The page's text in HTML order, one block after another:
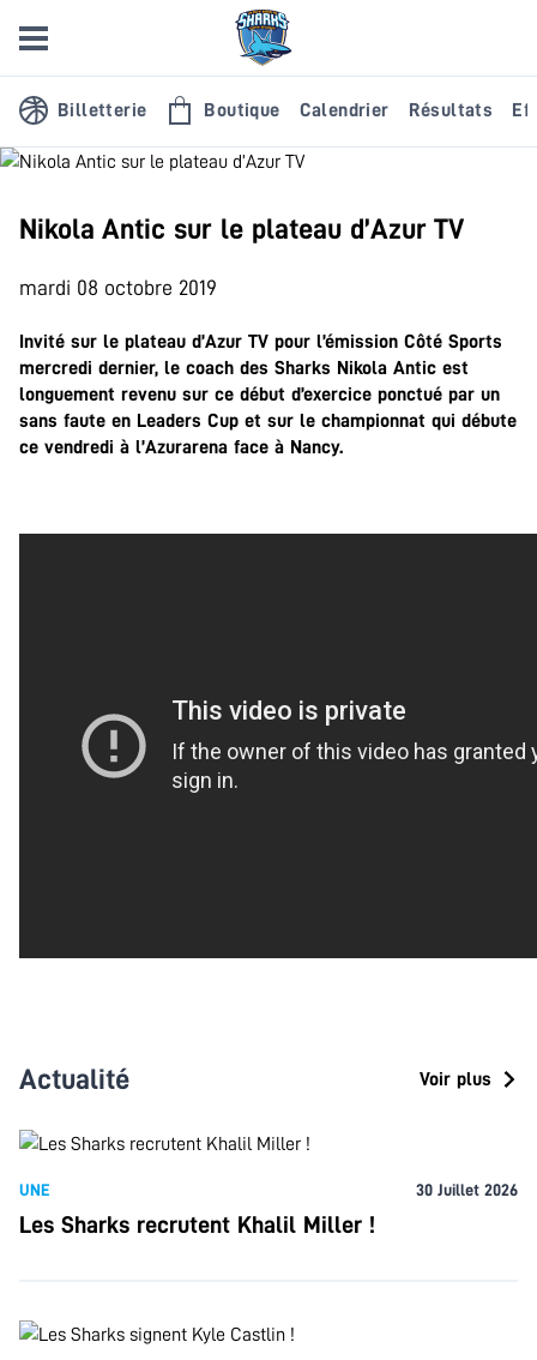
Billetterie Boutique Calendrier Résultats
Nikola Antic sur le plateau d’Azur TV
mardi 08 octobre 2019
Invité sur le plateau d’Azur TV pour l’émission Côté Sports
mercredi dernier, le coach des Sharks Nikola Antic est
longuement revenu sur ce début d’exercice ponctué par un
sans faute en Leaders Cup et sur le championnat qui débute
ce vendredi à l’Azurarena face à Nancy.
Actualité Voir plus
UNE 30 Juillet 2026
Les Sharks recrutent Khalil Miller !